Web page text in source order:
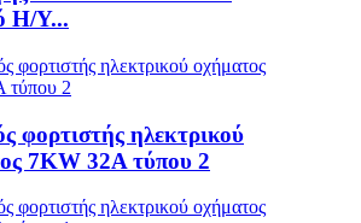
Η/Υ...
φορτιστής ηλεκτρικού
7KW 32A τύπου 2